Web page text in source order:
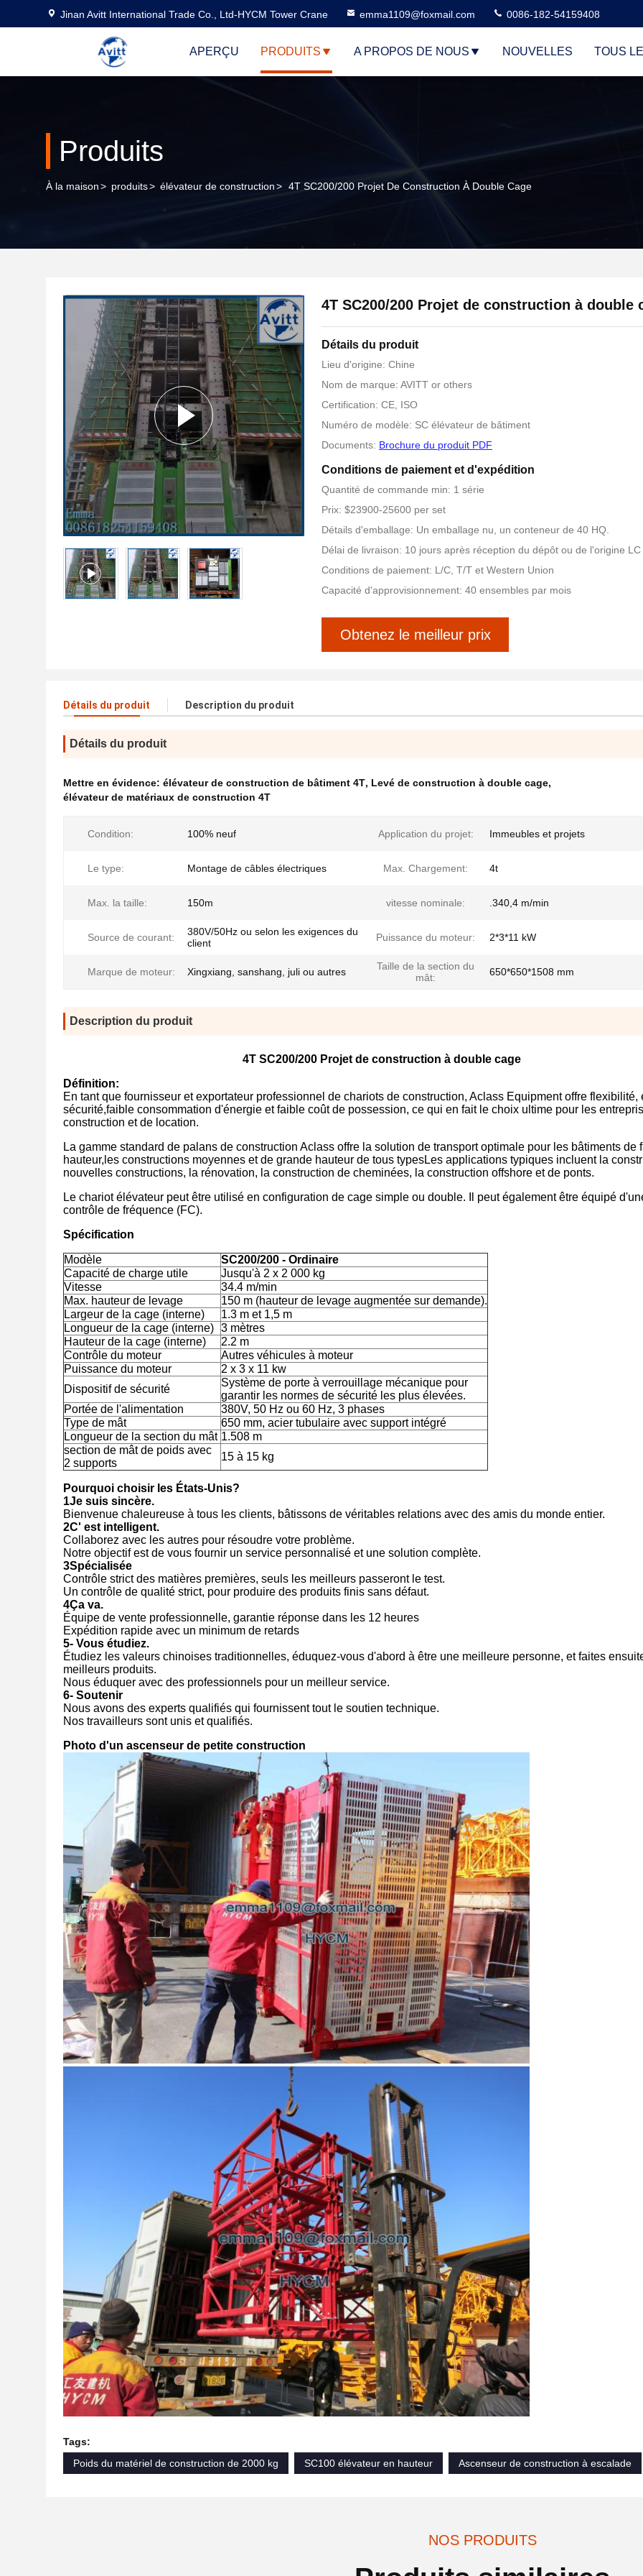
Jinan Avitt International Trade Co., Ltd-HYCM Tower Crane emma1109@foxmail.com 0086-182-54159408
APERÇU PRODUITS A PROPOS DE NOUS NOUVELLES TOUS
Produits
À la maison> produits> élévateur de construction> 4T SC200/200 Projet De Construction À Double Cage
4T SC200/200 Projet de construction à double
Détails du produit
Lieu d'origine: Chine
Nom de marque: AVITT or others
Certification: CE, ISO
Numéro de modèle: SC élévateur de bâtiment
Documents: Brochure du produit PDF
Conditions de paiement et d'expédition
Quantité de commande min: 1 série
Prix: $23900-25600 per set
Détails d'emballage: Un emballage nu, un conteneur de 40 HQ.
Délai de livraison: 10 jours après réception du dépôt ou de l'origine LC
Conditions de paiement: L/C, T/T et Western Union
Capacité d'approvisionnement: 40 ensembles par mois
Obtenez le meilleur prix
Détails du produit Description du produit
Détails du produit
Mettre en évidence: élévateur de construction de bâtiment 4T, Levé de construction à double cage,
élévateur de matériaux de construction 4T
Condition: 100% neuf Application du projet: Immeubles et projets
Le type: Montage de câbles électriques Max. Chargement: 4t
Max. la taille: 150m vitesse nominale: .340,4 m/min
Source de courant:
380V/50Hz ou selon les exigences du
client
Puissance du moteur: 2*3*11 kW
Marque de moteur: Xingxiang, sanshang, juli ou autres
Taille de la section du
mât:
650*650*1508 mm
Description du produit
4T SC200/200 Projet de construction à double cage
Définition:
En tant que fournisseur et exportateur professionnel de chariots de construction, Aclass Equipment offre flexibilité,
sécurité,faible consommation d'énergie et faible coût de possession, ce qui en fait le choix ultime pour les
construction et de location.
La gamme standard de palans de construction Aclass offre la solution de transport optimale pour les bâtiments de
hauteur,les constructions moyennes et de grande hauteur de tous typesLes applications typiques incluent la
nouvelles constructions, la rénovation, la construction de cheminées, la construction offshore et de ponts.
Le chariot élévateur peut être utilisé en configuration de cage simple ou double. Il peut également être équipé
contrôle de fréquence (FC).
Spécification
Modèle
SC200/200 - Ordinaire
Capacité de charge utile
Jusqu'à 2 x 2 000 kg
Vitesse
34.4 m/min
Max. hauteur de levage
150 m (hauteur de levage augmentée sur demande).
Largeur de la cage (interne)
1.3 m et 1,5 m
Longueur de la cage (interne) 3 mètres
Hauteur de la cage (interne)
2.2 m
Contrôle du moteur
Autres véhicules à moteur
Puissance du moteur
2 x 3 x 11 kw
Dispositif de sécurité
Système de porte à verrouillage mécanique pour
garantir les normes de sécurité les plus élevées.
Portée de l'alimentation
380V, 50 Hz ou 60 Hz, 3 phases
Type de mât
650 mm, acier tubulaire avec support intégré
Longueur de la section du mât 1.508 m
section de mât de poids avec
2 supports
15 à 15 kg
Pourquoi choisir les États-Unis?
1Je suis sincère.
Bienvenue chaleureuse à tous les clients, bâtissons de véritables relations avec des amis du monde entier.
2C' est intelligent.
Collaborez avec les autres pour résoudre votre problème.
Notre objectif est de vous fournir un service personnalisé et une solution complète.
3Spécialisée
Contrôle strict des matières premières, seuls les meilleurs passeront le test.
Un contrôle de qualité strict, pour produire des produits finis sans défaut.
4Ça va.
Équipe de vente professionnelle, garantie réponse dans les 12 heures
Expédition rapide avec un minimum de retards
5- Vous étudiez.
Étudiez les valeurs chinoises traditionnelles, éduquez-vous d'abord à être une meilleure personne, et faites
meilleurs produits.
Nous éduquer avec des professionnels pour un meilleur service.
6- Soutenir
Nous avons des experts qualifiés qui fournissent tout le soutien technique.
Nos travailleurs sont unis et qualifiés.
Photo d'un ascenseur de petite construction
Tags:
Poids du matériel de construction de 2000 kg
SC100 élévateur en hauteur Ascenseur de construction à escalade
NOS PRODUITS